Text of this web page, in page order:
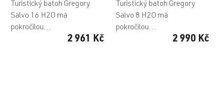
2 961 Kč
Turistický batoh Gregory
Salvo 16 H2O má
pokročilou...
2 990 Kč
Turistický batoh Gregory
Salvo 8 H2O má
pokročilou...